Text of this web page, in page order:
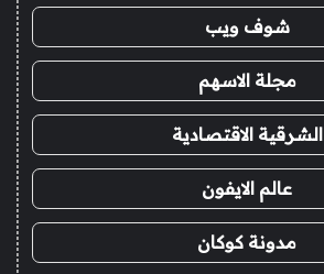
شوف ويب
مجلة الاسهم
الشرقية الاقتصادية
عالم الايفون
مدونة كوكان